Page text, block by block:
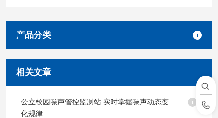
产品分类
相关文章
公立校园噪声管控监测站 实时掌握噪声动态变
化规律